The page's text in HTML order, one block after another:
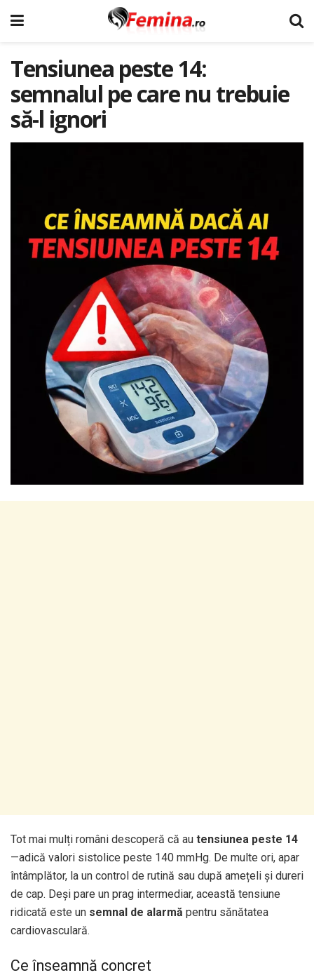
Tensiunea peste 14:
semnalul pe care nu trebuie
să-l ignori
Tot mai mulți români descoperă că au tensiunea peste 14
—adică valori sistolice peste 140 mmHg. De multe ori, apar
întâmplător, la un control de rutină sau după amețeli și dureri
de cap. Deși pare un prag intermediar, această tensiune
ridicată este un semnal de alarmă pentru sănătatea
cardiovasculară.
Ce înseamnă concret